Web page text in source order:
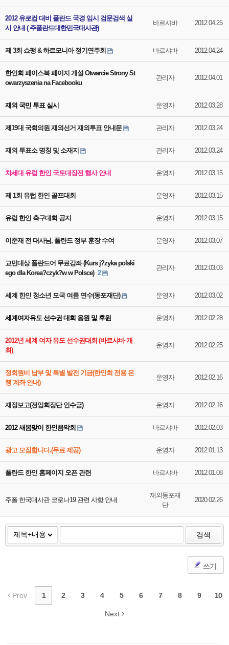
2012 유로컵 대비 폴란드 국경 임시 검문검색 실
시 안내 ( 주폴란드대한민국대사관)
바르샤바 2012.04.25
제 3회 쇼팽 & 하르모니아 정기연주회 바르샤바 2012.04.24
한인회 페이스북 페이지 개설 Otwarcie Strony St
owarzyszenia na Facebooku
관리자 2012.04.01
재외 국민 투표 실시 운영자 2012.03.28
제19대 국회의원 재외선거 재외투표 안내문 관리자 2012.03.24
재외 투표소 명칭 및 소재지 관리자 2012.03.24
차세대 유럽 한인 국토대장전 행사 안내 운영자 2012.03.15
제 1회 유럽 한인 골프대회 운영자 2012.03.15
유럽 한인 축구대회 공지 운영자 2012.03.15
이준재 전 대사님, 폴란드 정부 훈장 수여 운영자 2012.03.07
교민대상 폴란드어 무료강좌 (Kurs j?zyka polski
ego dla Korea?czyk?w w Polsce) 2
관리자 2012.03.03
세계 한인 청소년 모국 여름 연수(동포재단) 운영자 2012.03.02
세계여자유도 선수권 대회 응원 및 후원 운영자 2012.02.28
2012년 세계 여자 유도 선수권대회 (바르샤바 개
최)
운영자 2012.02.25
정회원비 납부 및 특별 발전 기금(한인회 전용 은
행 계좌 안내)
운영자 2012.02.16
재정보고(전임회장단 인수금) 운영자 2012.02.16
2012 새봄맞이 한인음악회 바르샤바 2012.02.03
광고 모집합니다.(무료 제공) 운영자 2012.01.13
폴란드 한인 홈페이지 오픈 관련 바르샤바 2012.01.08
주폴 한국대사관 코로나19 관련 사항 안내
재외동포재
단
2020.02.26
검색
쓰기
Prev 1 2 3 4 5 6 7 8 9 10
Next